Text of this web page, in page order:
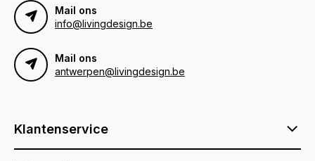
Mail ons
info@livingdesign.be
Mail ons
antwerpen@livingdesign.be
Klantenservice